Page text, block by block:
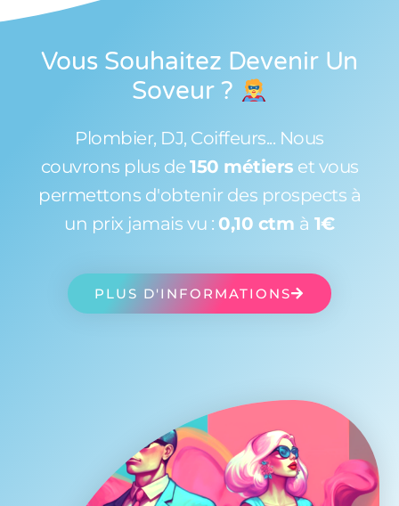
Vous Souhaitez Devenir Un
Soveur ?
Plombier, DJ, Coiffeurs... Nous
couvrons plus de 150 métiers et vous
permettons d'obtenir des prospects à
un prix jamais vu : 0,10 ctm à 1€
PLUS D'INFORMATIONS